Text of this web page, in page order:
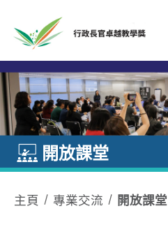
開放課堂
主頁 專業交流
開放課堂